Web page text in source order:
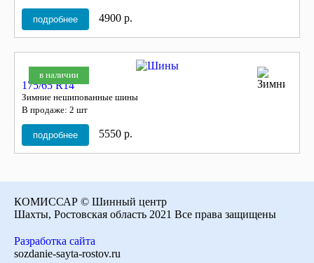
подробнее 4900 р.
в наличии
175/65 R14
Зимние нешипованные шины
В продаже: 2 шт
подробнее 5550 р.
КОМИССАР © Шинный центр
Шахты, Ростовская область 2021 Все права защищены
Разработка сайта
sozdanie-sayta-rostov.ru